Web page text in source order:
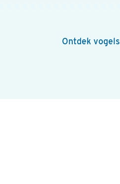
Ontdek vogels